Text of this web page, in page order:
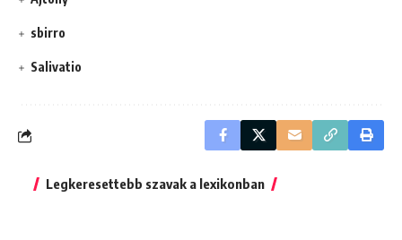
sbirro
Salivatio
Legkeresettebb szavak a lexikonban